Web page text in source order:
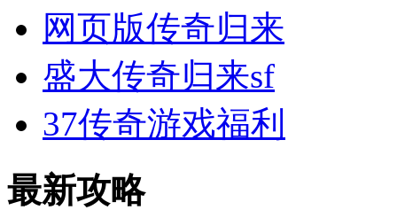
网页版传奇归来
盛大传奇归来sf
37传奇游戏福利
最新攻略